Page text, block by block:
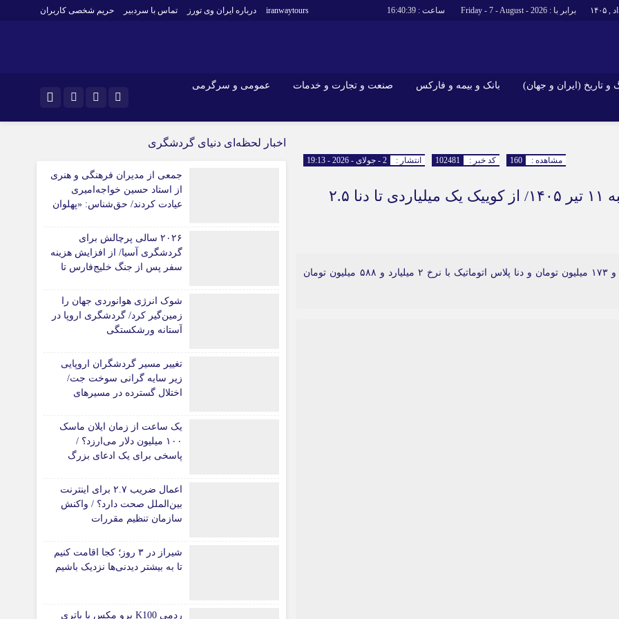
برابر با : Friday - 7 - August - 2026 ساعت : 16:40:40
iranwaytours درباره ایران وی تورز تماس با سردبیر حریم شخصی کاربران
و تاریخ (ایران و جهان) بانک و بیمه و فارکس صنعت و تجارت و خدمات عمومی و سرگرمی
اینستاگرام
و هتل‌ها و
گزارش‌های خبری میراث فرهنگی
ارزدیجیتال
صنعت و تجارت و خدمات
اقتصاد گردشگری
خودرو
انتشار : 2 - جولای - 2026 - 19:13 کد خبر : 102481 مشاهده : 160
جدیدترین قیمت خودرو امروز پنجشنبه ۱۱ تیر ۱۴۰۵/ از کوییک یک میلیاردی تا دنا ۲.۵
امروز پنجشنبه ۱۱ تیر ۱۴۰۵، کوییک S با نرخ ۱ میلیارد و ۱۷۳ میلیون تومان و دنا پلاس اتوماتیک با نرخ ۲ میلیارد و ۵۸۸ میلیون تومان
اخبار لحظه‌ای دنیای گردشگری
جمعی از مدیران فرهنگی و هنری
از استاد حسین خواجه‌امیری
عیادت کردند/ حق‌شناس: «پهلوان
برای استاد ایرج است
۲۰۲۶ سالی پرچالش برای
گردشگری آسیا/ از افزایش هزینه
سفر پس از جنگ خلیج‌فارس تا
شوک انرژی هوانوردی جهان را
زمین‌گیر کرد/ گردشگری اروپا در
آستانه ورشکستگی
تغییر مسیر گردشگران اروپایی
زیر سایه گرانی سوخت جت/
اختلال گسترده در مسیرهای
یک ساعت از زمان ایلان ماسک
۱۰۰ میلیون دلار می‌ارزد؟ /
پاسخی برای یک ادعای بزرگ
اعمال ضریب ۲.۷ برای اینترنت
بین‌الملل صحت دارد؟ / واکنش
سازمان تنظیم مقررات
شیراز در ۳ روز؛ کجا اقامت کنیم
تا به بیشتر دیدنی‌ها نزدیک باشیم
ردمی K100 پرو مکس با باتری